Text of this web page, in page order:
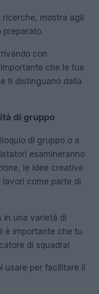
mostra agli
con
che le tue
ti distinguano dalla
di gruppo
di gruppo o a
esamineranno
le idee creative
come parte di
in una varietà di
è importante che tu
di squadra!
usare per facilitare il